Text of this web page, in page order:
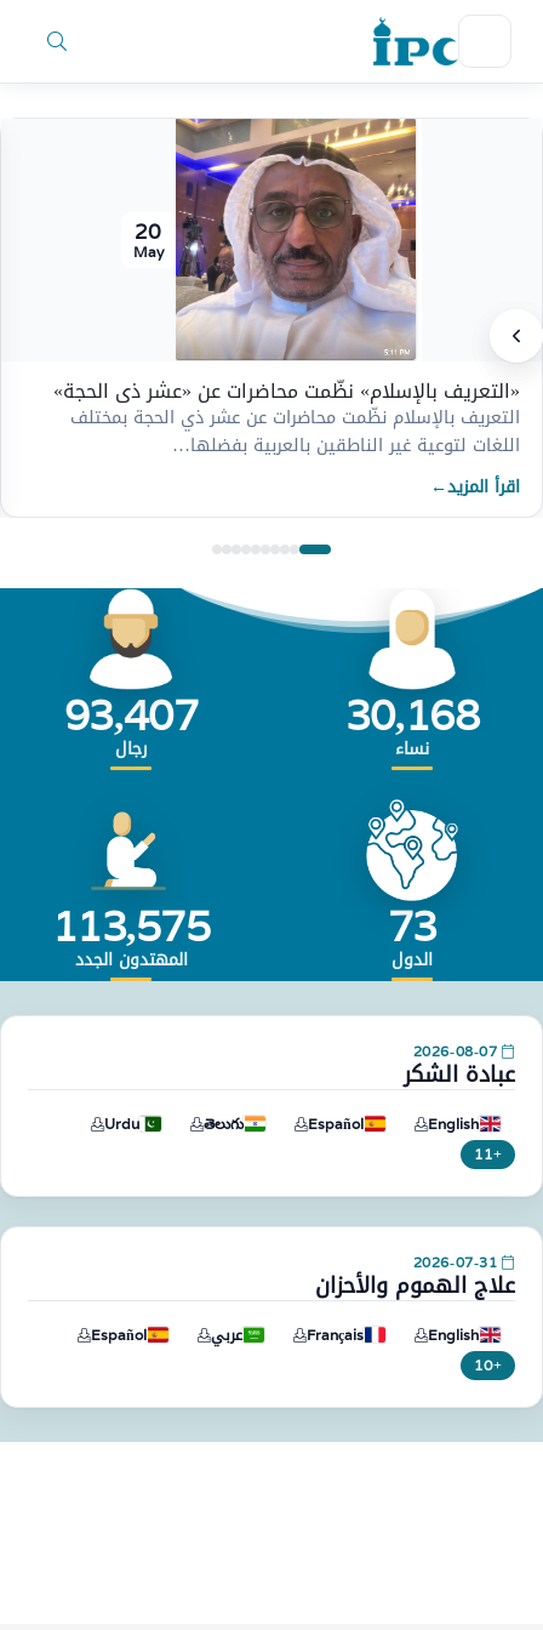
20
May
«التعريف بالإسلام» نظّمت محاضرات عن «عشر ذي الحجة»
التعريف بالإسلام نظّمت محاضرات عن عشر ذي الحجة بمختلف
اللغات لتوعية غير الناطقين بالعربية بفضلها…
اقرأ المزيد
30,168
نساء 93,407
رجال
73
الدول 113,575
المهتدون الجدد
2026-08-07
عبادة الشكر
English
Español
తెలుగు
Urdu
+11
2026-07-31
علاج الهموم والأحزان
English
Français عربي
Español
+10